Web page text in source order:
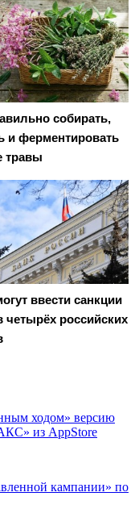
собирать,
и ферментировать
травы
ввести санкции
четырёх российских
ходом» версию
из AppStore
кампании» по